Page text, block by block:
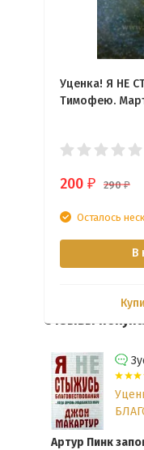
Уценка! Я НЕ
Тимофею.
200 ₽ 290₽
Осталось
В
Отзывы
Артур Пинк